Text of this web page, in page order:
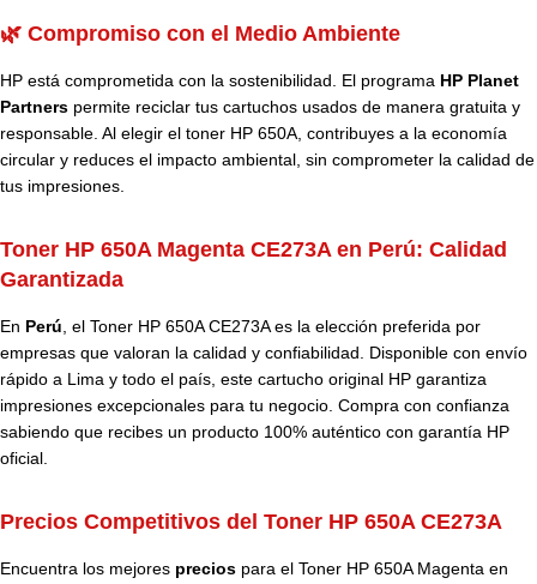
🌿 Compromiso con el Medio Ambiente
HP está comprometida con la sostenibilidad. El programa HP Planet
Partners permite reciclar tus cartuchos usados de manera gratuita y
responsable. Al elegir el toner HP 650A, contribuyes a la economía
circular y reduces el impacto ambiental, sin comprometer la calidad de
tus impresiones.
Toner HP 650A Magenta CE273A en Perú: Calidad
Garantizada
En Perú, el Toner HP 650A CE273A es la elección preferida por
empresas que valoran la calidad y confiabilidad. Disponible con envío
rápido a Lima y todo el país, este cartucho original HP garantiza
impresiones excepcionales para tu negocio. Compra con confianza
sabiendo que recibes un producto 100% auténtico con garantía HP
oficial.
Precios Competitivos del Toner HP 650A CE273A
Encuentra los mejores precios para el Toner HP 650A Magenta en